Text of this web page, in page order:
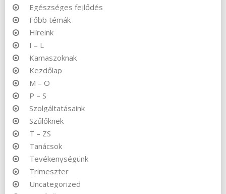
Egészséges fejlődés
Főbb témák
Híreink
I – L
Kamaszoknak
Kezdőlap
M – O
P – S
Szolgáltatásaink
Szűlőknek
T – ZS
Tanácsok
Tevékenységünk
Trimeszter
Uncategorized